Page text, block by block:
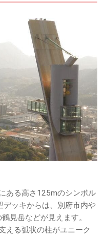
ある高さ125mのシンボル
ッキからは、別府市内や
見岳などが見えます。
える弧状の柱がユニーク